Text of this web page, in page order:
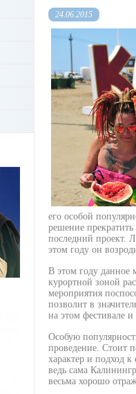
24.06.2015
его особой
решение
последний проект.
этом году он
В этом году данное
курортной зоной
мероприятия
позволит в
на этом фестивале
Особую
проведение. Стоит
характер и подход
ведь сама
весьма хорошо